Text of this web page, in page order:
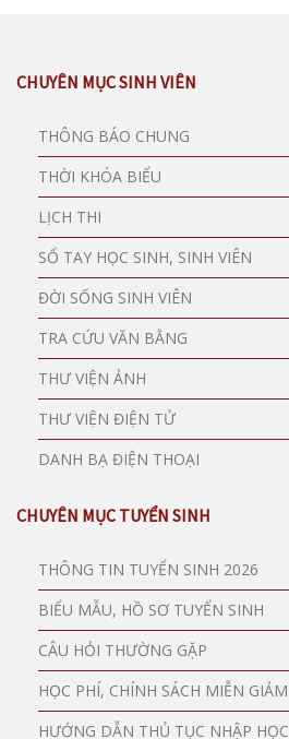
CHUYÊN MỤC SINH VIÊN
THÔNG BÁO CHUNG
THỜI KHÓA BIỂU
LỊCH THI
SỔ TAY HỌC SINH, SINH VIÊN
ĐỜI SỐNG SINH VIÊN
TRA CỨU VĂN BẰNG
THƯ VIỆN ẢNH
THƯ VIỆN ĐIỆN TỬ
DANH BẠ ĐIỆN THOẠI
CHUYÊN MỤC TUYỂN SINH
THÔNG TIN TUYỂN SINH 2026
BIỂU MẪU, HỒ SƠ TUYỂN SINH
CÂU HỎI THƯỜNG GẶP
HỌC PHÍ, CHÍNH SÁCH MIỄN GIẢM
HƯỚNG DẪN THỦ TỤC NHẬP HỌC